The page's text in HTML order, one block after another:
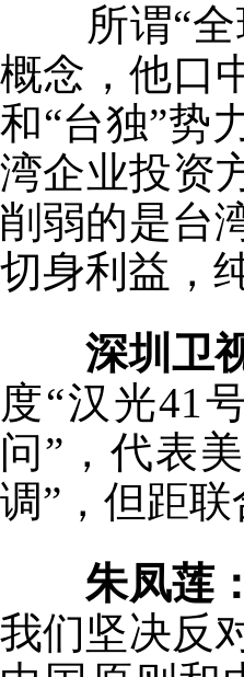
所谓“
概念，他口
和“台独”势
湾企业投资
削弱的是台
切身利益，
深圳卫
度“汉光41
问”，代表
调”，但距
朱凤莲：
我们坚决反